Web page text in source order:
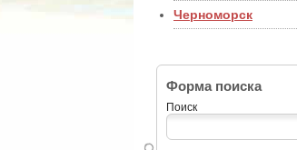
Черноморск
Форма поиска
Поиск